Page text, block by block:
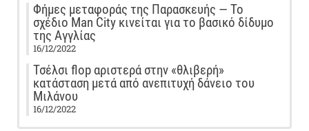
Φήμες μεταφοράς της Παρασκευής — Το
σχέδιο Man City κινείται για το βασικό δίδυμο
της Αγγλίας
16/12/2022
Τσέλσι flop αριστερά στην «θλιβερή»
κατάσταση μετά από ανεπιτυχή δάνειο του
Μιλάνου
16/12/2022